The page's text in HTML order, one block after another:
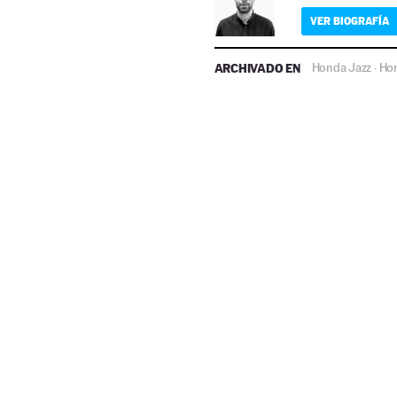
VER BIOGRAFÍA
ARCHIVADO EN Honda Jazz ·